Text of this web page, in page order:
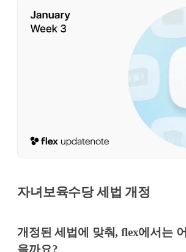
자녀보육수당 세법 개정
개정된 세법에 맞춰, flex에서는
을까요?